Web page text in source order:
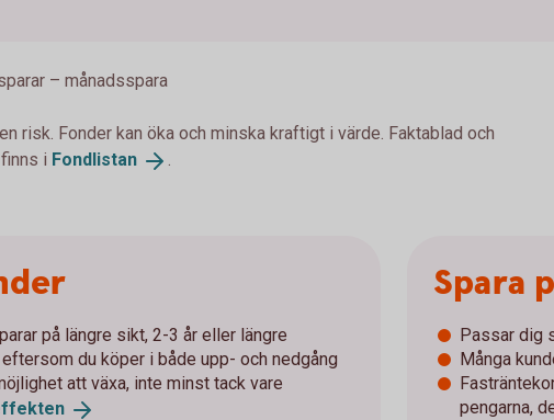
– månadsspara
risk. Fonder kan öka och minska kraftigt i värde. Faktablad och
i Fondlistan .
på längre sikt, 2-3 år eller längre
du köper i både upp- och nedgång
att växa, inte minst tack vare
Spara
Passar dig
Många
pengarna,